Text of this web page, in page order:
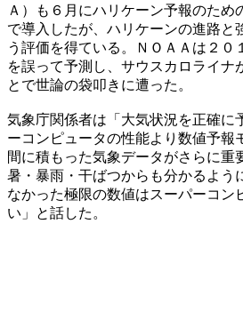
Ａ）も６月にハリケーン予報のため
で導入したが、ハリケーンの進路と
う評価を得ている。ＮＯＡＡは２０
を誤って予測し、サウスカロライナ
とで世論の袋叩きに遭った。
気象庁関係者は「大気状況を正確に
ーコンピュータの性能より数値予報
間に積もった気象データがさらに重
暑・暴雨・干ばつからも分かるよう
なかった極限の数値はスーパーコン
い」と話した。